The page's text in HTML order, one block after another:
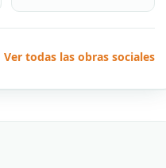
Ver todas las obras sociales